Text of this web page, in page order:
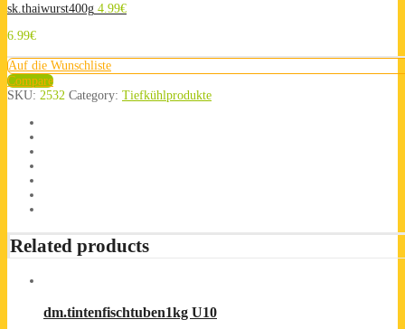
sk.thaiwurst400g 4.99€
6.99€
Auf die Wunschliste
Compare
SKU: 2532 Category: Tiefkühlprodukte
Related products
dm.tintenfischtuben1kg U10